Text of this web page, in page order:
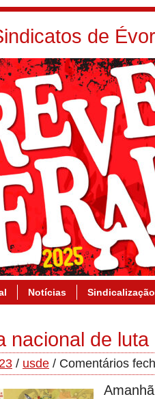
de
Notícias Sindicalização
nacional de luta
/ usde / Comentários